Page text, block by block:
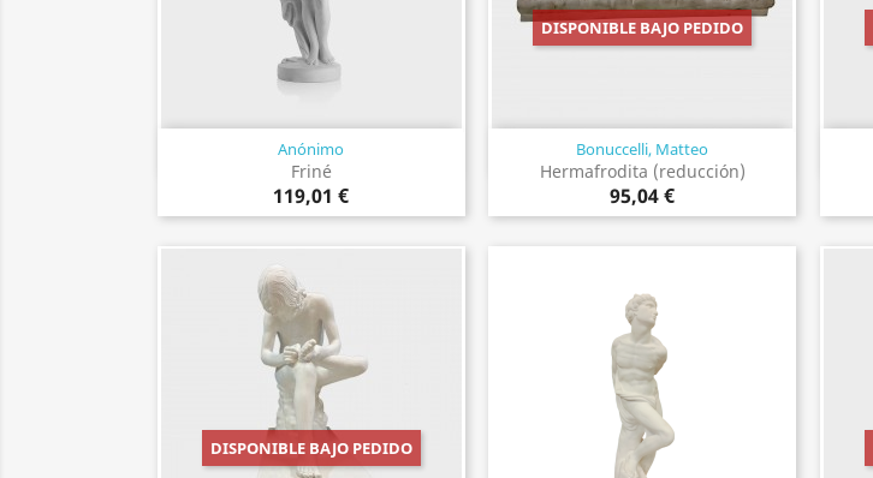
Anónimo
Friné
119,01 €
Vista rápida Bonuccelli, Matteo
Hermafrodita (reducción)
95,04 €
DISPONIBLE BAJO PEDIDO
Vista rápida
DISPONIBLE BAJO PEDIDO